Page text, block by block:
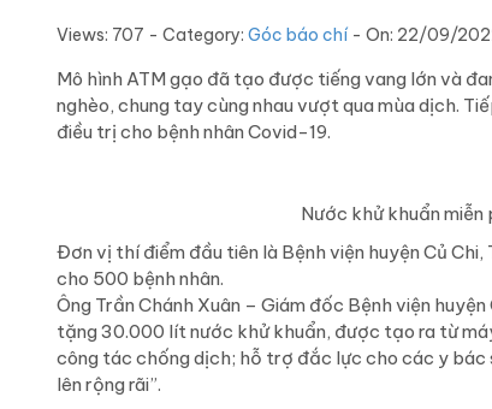
Views: 707 - Category: Góc báo chí- On: 22/09/
Mô hình ATM gạo đã tạo được tiếng vang lớn và
nghèo, chung tay cùng nhau vượt qua mùa dịch.
điều trị cho bệnh nhân Covid-19.
Nước khử khuẩn
Đơn vị thí điểm đầu tiên là Bệnh viện huyện Củ
cho 500 bệnh nhân.
Ông Trần Chánh Xuân – Giám đốc Bệnh viện
tặng 30.000 lít nước khử khuẩn, được tạo ra từ
công tác chống dịch; hỗ trợ đắc lực cho các y bác
lên rộng rãi”.